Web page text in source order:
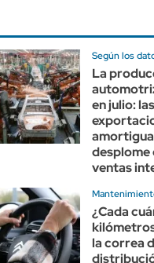
Según los
La
en julio: las
desplome
ventas
¿Cada
la correa